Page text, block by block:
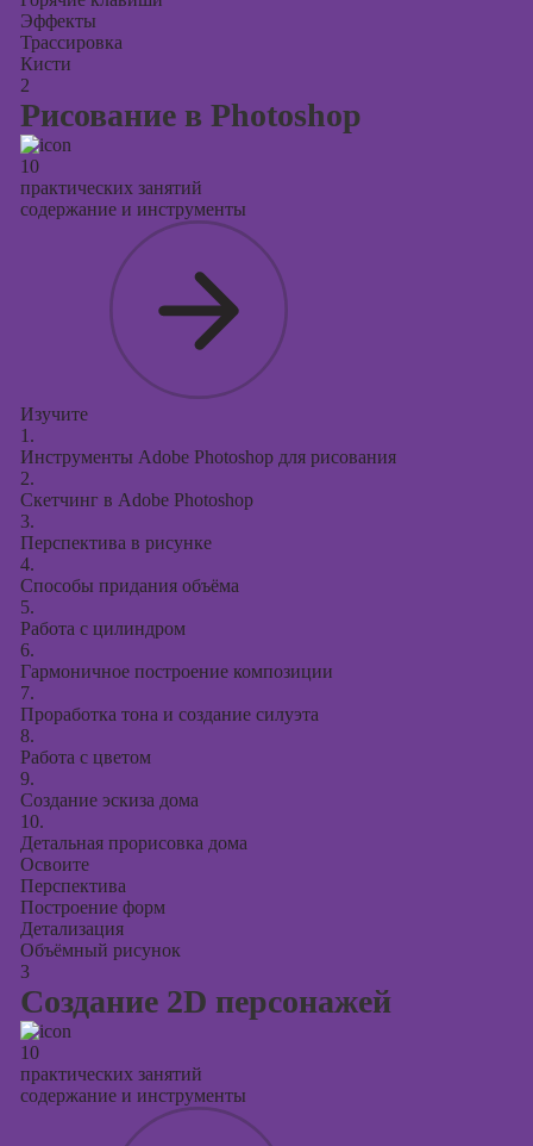
Эффекты
Трассировка
Кисти
2
Рисование в Photoshop
10
практических занятий
содержание и инструменты
Изучите
1.
Инструменты Adobe Photoshop для рисования
2.
Скетчинг в Adobe Photoshop
3.
Перспектива в рисунке
4.
Способы придания объёма
5.
Работа с цилиндром
6.
Гармоничное построение композиции
7.
Проработка тона и создание силуэта
8.
Работа с цветом
9.
Создание эскиза дома
10.
Детальная прорисовка дома
Освоите
Перспектива
Построение форм
Детализация
Объёмный рисунок
3
Создание 2D персонажей
10
практических занятий
содержание и инструменты